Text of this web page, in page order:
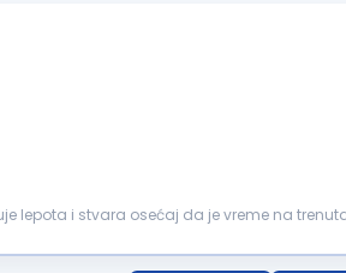
lepota i stvara osećaj da je vreme na